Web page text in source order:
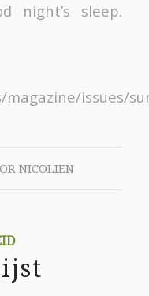
night’s sleep.
magazine/issues/
NICOLIEN